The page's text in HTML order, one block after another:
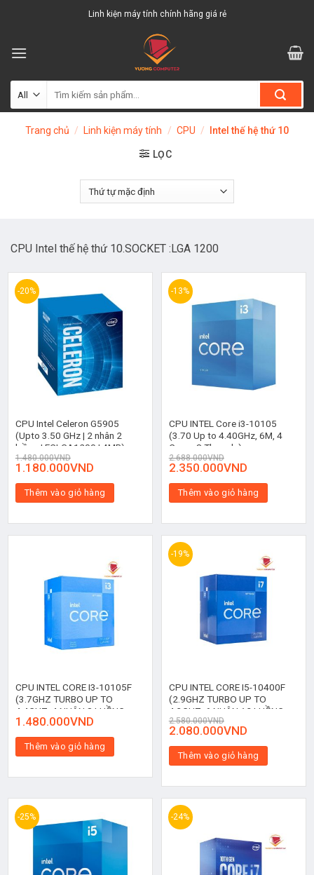
Linh kiện máy tính chính hãng giá rẻ
kiếm:
Trang chủ / Linh kiện máy tính / CPU / Intel thế hệ thứ 10
LỌC
CPU Intel thế hệ thứ 10.SOCKET :LGA 1200
-20%
CPU Intel Celeron G5905
(Upto 3.50 GHz | 2 nhân 2
luồng | FCLGA1200 | 4MB)
1.480.000VND
1.180.000VND
Thêm vào giỏ hàng
-13%
CPU INTEL Core i3-10105
(3.70 Up to 4.40GHz, 6M, 4
Cores 8 Threads)
2.688.000VND
2.350.000VND
Thêm vào giỏ hàng
CPU INTEL CORE I3-10105F
(3.7GHZ TURBO UP TO
4.4GHZ, 4 NHÂN 8 LUỒNG,
6MB CACHE, 65W)
1.480.000VND
Thêm vào giỏ hàng
-19%
CPU INTEL CORE I5-10400F
(2.9GHZ TURBO UP TO
4.3GHZ, 6 NHÂN 12 LUỒNG,
12MB CACHE, 65W)
2.580.000VND
2.080.000VND
Thêm vào giỏ hàng
-25% -24%